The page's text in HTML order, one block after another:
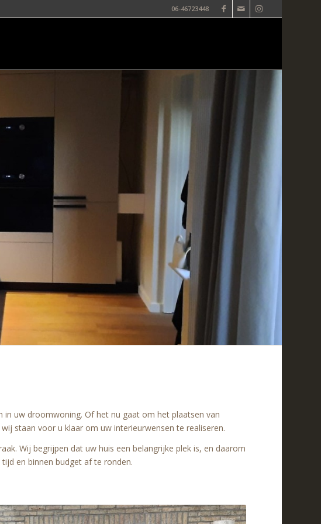
06-46723448
uw droomwoning. Of het nu gaat om het plaatsen van
staan voor u klaar om uw interieurwensen te realiseren.
Wij begrijpen dat uw huis een belangrijke plek is, en daarom
en binnen budget af te ronden.